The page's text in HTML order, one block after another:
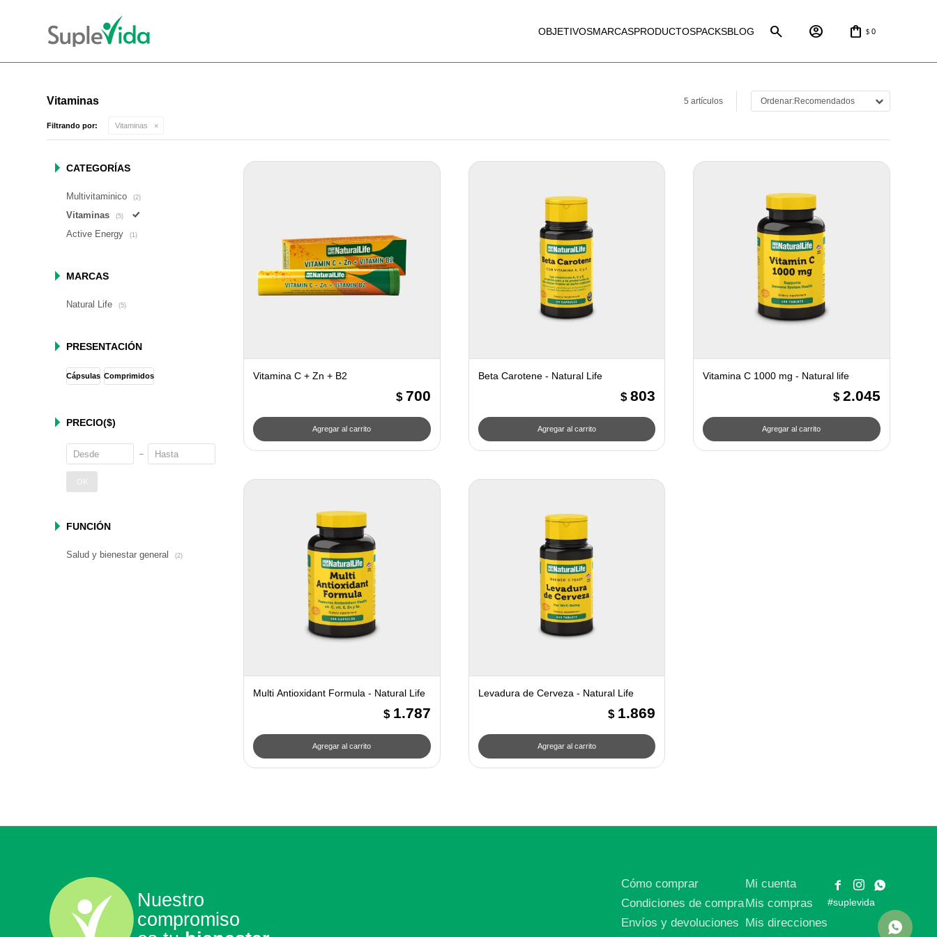
OBJETIVOSMARCASPRODUCTOSPACKSBLOG $ 0
Vitaminas 5 artículos Recomendados
Filtrando por: Vitaminas
Vitamina C + Zn + B2
$ 700
Beta Carotene - Natural Life
$ 803
Vitamina C 1000 mg - Natural life
$ 2.045
Multi Antioxidant Formula - Natural Life
$ 1.787
Levadura de Cerveza - Natural Life
$ 1.869
CATEGORÍAS
Multivitaminico (2)
Vitaminas (5)
Active Energy (1)
MARCAS
Natural Life (5)
PRESENTACIÓN
Cápsulas Comprimidos
PRECIO($)
OK
FUNCIÓN
Salud y bienestar general (2)
Nuestro
compromiso
Cómo comprar
Condiciones de compra
Envíos y devoluciones
Mi cuenta
Mis compras
Mis direcciones
 

#suplevida